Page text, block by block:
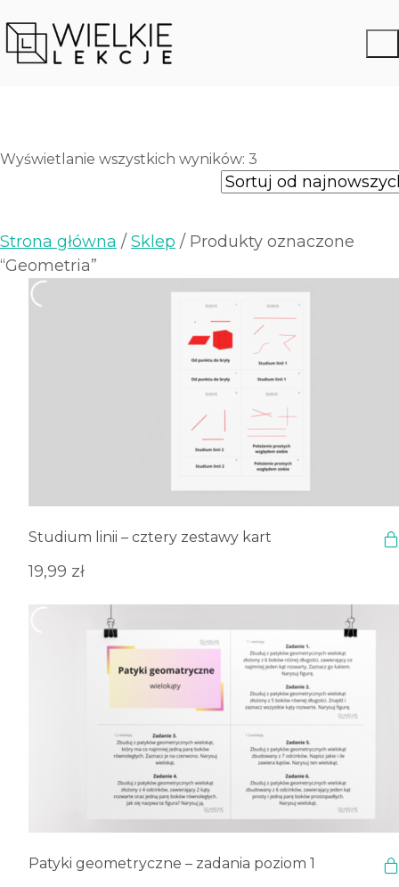
Wyświetlanie wszystkich wyników: 3
według
Strona główna / Sklep / Produkty oznaczone
“Geometria”
Studium linii – cztery zestawy kart
19,99 zł
Patyki geometryczne – zadania poziom 1